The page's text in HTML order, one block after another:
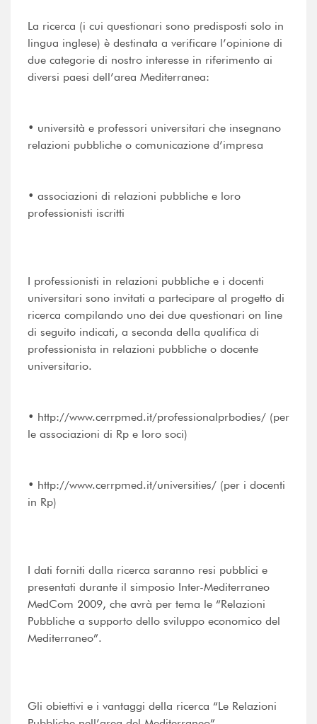
La ricerca (i cui questionari sono predisposti solo in
lingua inglese) è destinata a verificare l’opinione di
due categorie di nostro interesse in riferimento ai
diversi paesi dell’area Mediterranea:
• università e professori universitari che insegnano
relazioni pubbliche o comunicazione d’impresa
• associazioni di relazioni pubbliche e loro
professionisti iscritti
I professionisti in relazioni pubbliche e i docenti
universitari sono invitati a partecipare al progetto di
ricerca compilando uno dei due questionari on line
di seguito indicati, a seconda della qualifica di
professionista in relazioni pubbliche o docente
universitario.
• http://www.cerrpmed.it/professionalprbodies/ (per
le associazioni di Rp e loro soci)
• http://www.cerrpmed.it/universities/ (per i docenti
in Rp)
I dati forniti dalla ricerca saranno resi pubblici e
presentati durante il simposio Inter-Mediterraneo
MedCom 2009, che avrà per tema le “Relazioni
Pubbliche a supporto dello sviluppo economico del
Mediterraneo”.
Gli obiettivi e i vantaggi della ricerca “Le Relazioni